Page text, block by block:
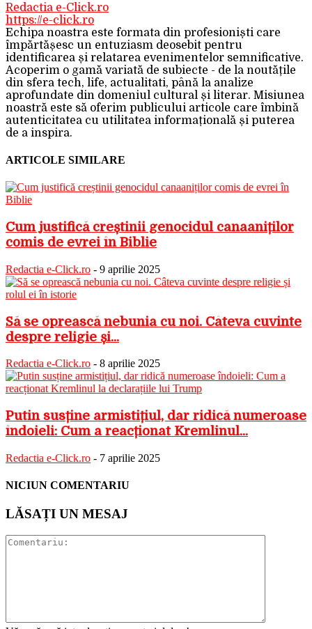
Redactia e-Click.ro
https://e-click.ro
Echipa noastra este formata din profesioniști care
împărtășesc un entuziasm deosebit pentru
identificarea și relatarea evenimentelor semnificative.
Acoperim o gamă variată de subiecte - de la noutățile
din sfera tech, life, actualitati, până la analize
aprofundate din domeniul cultural și literar. Misiunea
noastră este să oferim publicului articole care îmbină
autenticitatea cu utilitatea informațională și puterea
de a inspira.
ARTICOLE SIMILARE
Cum justifică creștinii genocidul canaaniților
comis de evrei în Biblie
Redactia e-Click.ro - 9 aprilie 2025
Să se oprească nebunia cu noi. Câteva cuvinte
despre religie și...
Redactia e-Click.ro - 8 aprilie 2025
Putin susține armistițiul, dar ridică numeroase
îndoieli: Cum a reacționat Kremlinul...
Redactia e-Click.ro - 7 aprilie 2025
NICIUN COMENTARIU
LĂSAȚI UN MESAJ